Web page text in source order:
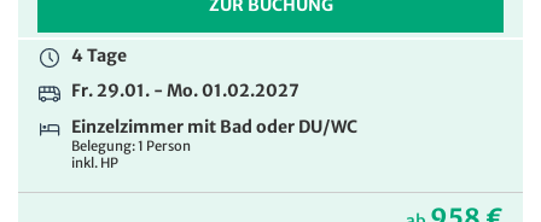
ZUR BUCHUNG
4 Tage
Fr. 29.01. - Mo. 01.02.2027
Einzelzimmer mit Bad oder DU/WC
Belegung: 1 Person
inkl. HP